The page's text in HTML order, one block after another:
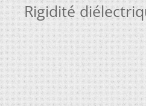
Rigidité